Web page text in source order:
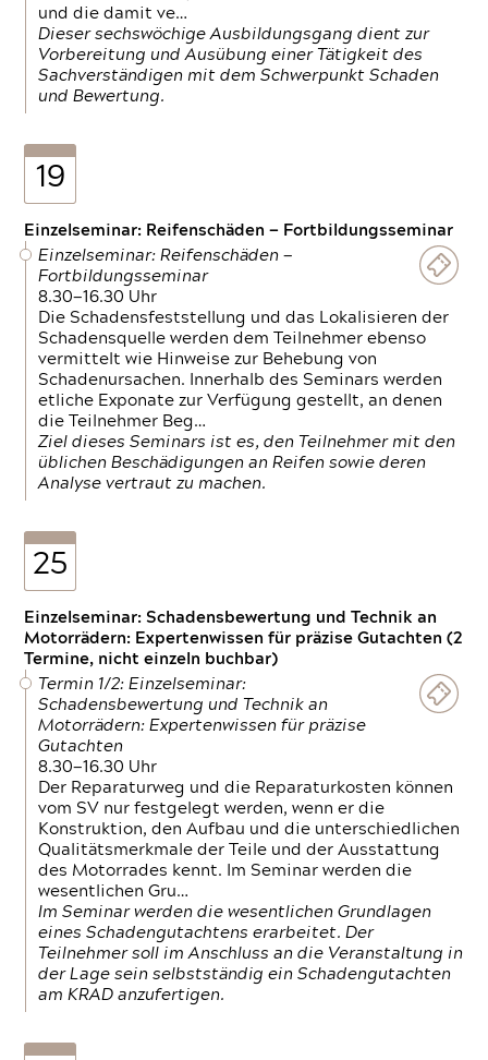
und die damit ve…
Dieser sechswöchige Ausbildungsgang dient zur
Vorbereitung und Ausübung einer Tätigkeit des
Sachverständigen mit dem Schwerpunkt Schaden
und Bewertung.
19
Einzelseminar: Reifenschäden — Fortbildungsseminar
Einzelseminar: Reifenschäden —
Fortbildungsseminar
8.30—16.30 Uhr
Die Schadensfeststellung und das Lokalisieren der
Schadensquelle werden dem Teilnehmer ebenso
vermittelt wie Hinweise zur Behebung von
Schadenursachen. Innerhalb des Seminars werden
etliche Exponate zur Verfügung gestellt, an denen
die Teilnehmer Beg…
Ziel dieses Seminars ist es, den Teilnehmer mit den
üblichen Beschädigungen an Reifen sowie deren
Analyse vertraut zu machen.
25
Einzelseminar: Schadensbewertung und Technik an
Motorrädern: Expertenwissen für präzise Gutachten (2
Termine, nicht einzeln buchbar)
Termin 1/2: Einzelseminar:
Schadensbewertung und Technik an
Motorrädern: Expertenwissen für präzise
Gutachten
8.30—16.30 Uhr
Der Reparaturweg und die Reparaturkosten können
vom SV nur festgelegt werden, wenn er die
Konstruktion, den Aufbau und die unterschiedlichen
Qualitätsmerkmale der Teile und der Ausstattung
des Motorrades kennt. Im Seminar werden die
wesentlichen Gru…
Im Seminar werden die wesentlichen Grundlagen
eines Schadengutachtens erarbeitet. Der
Teilnehmer soll im Anschluss an die Veranstaltung in
der Lage sein selbstständig ein Schadengutachten
am KRAD anzufertigen.